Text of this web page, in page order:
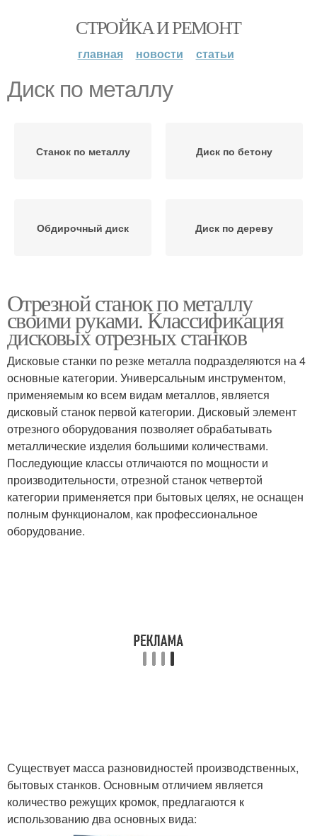
СТРОЙКА И РЕМОНТ
главная новости статьи
Диск по металлу
Станок по металлу Диск по бетону
Обдирочный диск Диск по дереву
Отрезной станок по металлу
своими руками. Классификация
дисковых отрезных станков
Дисковые станки по резке металла подразделяются на 4
основные категории. Универсальным инструментом,
применяемым ко всем видам металлов, является
дисковый станок первой категории. Дисковый элемент
отрезного оборудования позволяет обрабатывать
металлические изделия большими количествами.
Последующие классы отличаются по мощности и
производительности, отрезной станок четвертой
категории применяется при бытовых целях, не оснащен
полным функционалом, как профессиональное
оборудование.
Существует масса разновидностей производственных,
бытовых станков. Основным отличием является
количество режущих кромок, предлагаются к
использованию два основных вида: